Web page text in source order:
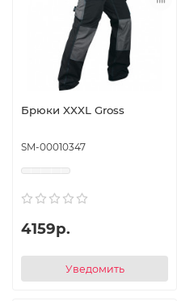
Брюки XXXL Gross
SM-00010347
4159р.
Уведомить